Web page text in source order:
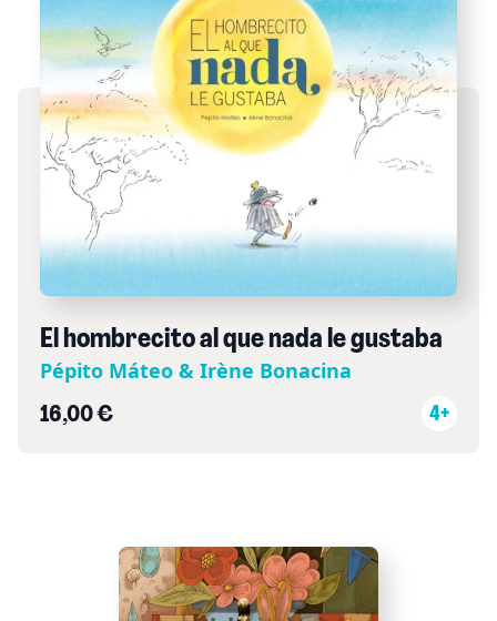
El hombrecito al que nada le gustaba
Pépito Máteo & Irène Bonacina
16,00 € 4+